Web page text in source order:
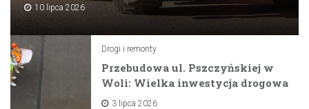
10 lipca 2026
Drogi i remonty
Przebudowa ul. Pszczyńskiej w
Woli: Wielka inwestycja drogowa
na horyzoncie
3 lipca 2026